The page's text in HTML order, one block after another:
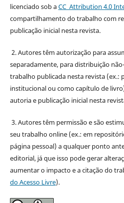
licenciado sob aCC Attribution 4.0
compartilhamento do trabalho com
publicação inicial nesta revista.
2. Autores têm autorização para
separadamente, para distribuição
trabalho publicada nesta revista (ex.:
institucional ou como capítulo de
autoria e publicação inicial nesta
3. Autores têm permissão e são
seu trabalho online (ex.: em
página pessoal) a qualquer ponto
editorial, já que isso pode gerar
aumentar o impacto e a citação do
do Acesso Livre).